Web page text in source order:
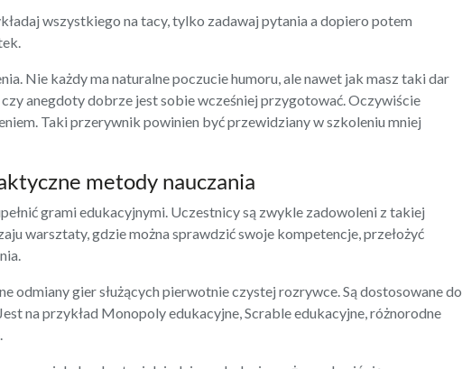
wszystkiego na tacy, tylko zadawaj pytania a dopiero potem
Nie każdy ma naturalne poczucie humoru, ale nawet jak masz taki dar
anegdoty dobrze jest sobie wcześniej przygotować. Oczywiście
Taki przerywnik powinien być przewidziany w szkoleniu mniej
metody nauczania
grami edukacyjnymi. Uczestnicy są zwykle zadowoleni z takiej
warsztaty, gdzie można sprawdzić swoje kompetencje, przełożyć
odmiany gier służących pierwotnie czystej rozrywce. Są dostosowane do
na przykład Monopoly edukacyjne, Scrable edukacyjne, różnorodne